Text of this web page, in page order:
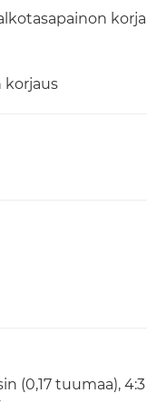
korjaus
(0,17 tuumaa),